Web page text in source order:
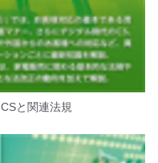
と関連法規